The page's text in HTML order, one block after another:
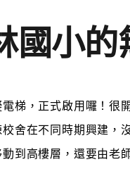
國小的
梯，正式啟用囉！很
舍在不同時期興建，
到高樓層，還要由老